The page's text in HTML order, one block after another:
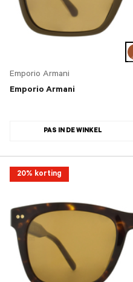
Emporio Armani
Emporio Armani
PAS IN DE WINKEL
20% korting